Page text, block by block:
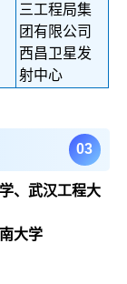
三工程局集
团有限公司
西昌卫星发
射中心
03
、武汉工程大
大学